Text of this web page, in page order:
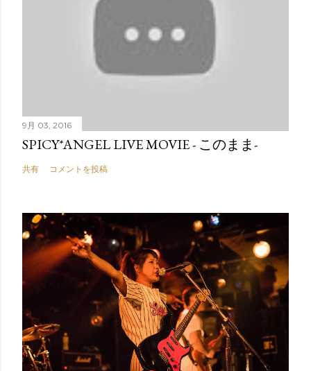
9月 03, 2016
SPICY*ANGEL LIVE MOVIE - このまま-
共有 コメントを投稿